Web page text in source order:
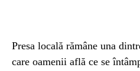
Presa locală rămâne una
care oamenii află ce se